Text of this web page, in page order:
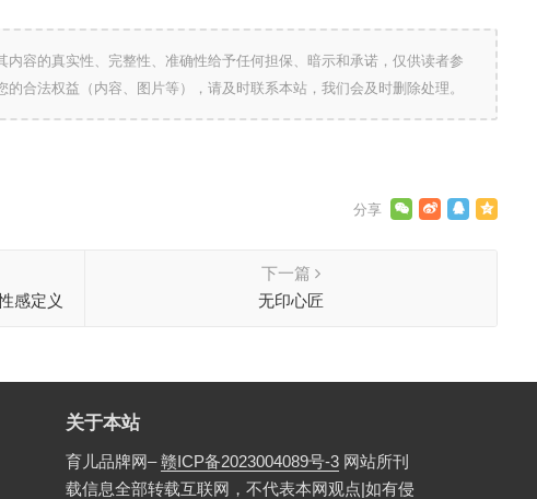
容的真实性、完整性、准确性给予任何担保、暗示和承诺，仅供读者参
合法权益（内容、图片等），请及时联系本站，我们会及时删除处理。
感定义
下一篇
无印心匠
关于本站
育儿品牌网–赣ICP备2023004089号-3 网站所刊
载信息全部转载互联网，不代表本网观点|如有侵